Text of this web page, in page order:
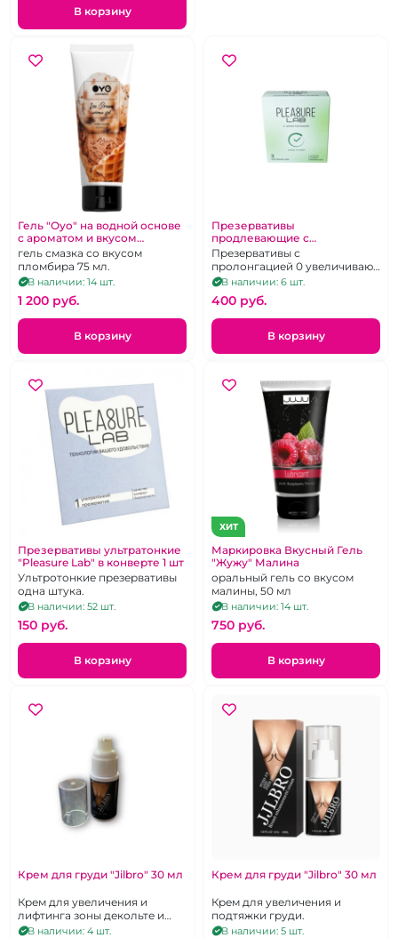
В корзину
Гель "Oyo" на водной основе
с ароматом и вкусом
мороженого 75 мл
гель смазка со вкусом
пломбира 75 мл.
В наличии: 14 шт.
1 200 pуб.
В корзину
Презервативы
продлевающие с
анастетиком "Pleasure Lab" 3
шт
Презервативы с
пролонгацией 0 увеличивают
время секса
В наличии: 6 шт.
400 pуб.
В корзину
Презервативы ультратонкие
"Pleasure Lab" в конверте 1 шт
Ультротонкие презервативы
одна штука.
В наличии: 52 шт.
150 pуб.
В корзину
ХИТ
Маркировка Вкусный Гель
"Жужу" Малина
оральный гель со вкусом
малины, 50 мл
В наличии: 14 шт.
750 pуб.
В корзину
Крем для груди "Jilbro" 30 мл
Крем для увеличения и
лифтинга зоны декольте и
груди 30 мл
В наличии: 4 шт.
Крем для груди "Jilbro" 30 мл
Крем для увеличения и
подтяжки груди.
В наличии: 5 шт.